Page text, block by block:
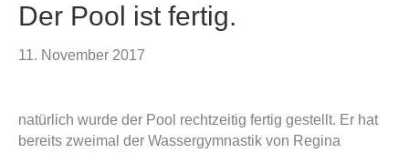
Der Pool ist fertig.
11. November 2017
natürlich wurde der Pool rechtzeitig fertig gestellt. Er hat
bereits zweimal der Wassergymnastik von Regina